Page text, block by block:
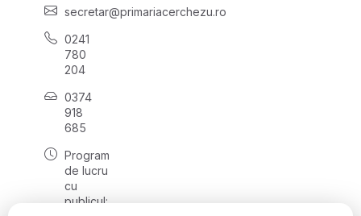
secretar@primariacerchezu.ro
0241
780
204
0374
918
685
Program
de lucru
cu
publicul: